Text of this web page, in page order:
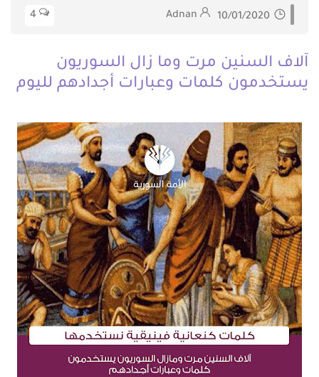
Adnan
آلاف السنين مرت وما زال السوريون
يستخدمون كلمات وعبارات أجدادهم لليوم